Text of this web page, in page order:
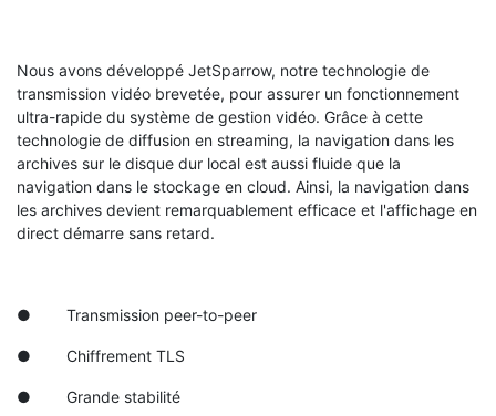
Nous avons développé JetSparrow, notre technologie de
transmission vidéo brevetée, pour assurer un fonctionnement
ultra-rapide du système de gestion vidéo. Grâce à cette
technologie de diffusion en streaming, la navigation dans les
archives sur le disque dur local est aussi fluide que la
navigation dans le stockage en cloud. Ainsi, la navigation dans
les archives devient remarquablement efficace et l'affichage en
direct démarre sans retard.
● Transmission peer-to-peer
● Chiffrement TLS
● Grande stabilité